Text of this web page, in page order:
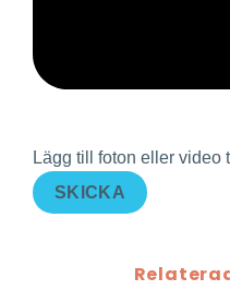
Lägg till foton eller video
SKICKA